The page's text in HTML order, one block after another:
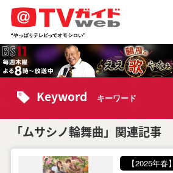
Keyword キーワード
「ムサシノ輪舞曲」関連記事
【2025年